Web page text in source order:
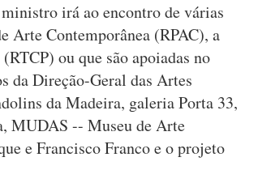
irá ao encontro de várias
Arte Contemporânea (RPAC), a
ou que são apoiadas no
da Direção-Geral das Artes
da Madeira, galeria Porta 33,
MUDAS -- Museu de Arte
e Francisco Franco e o projeto